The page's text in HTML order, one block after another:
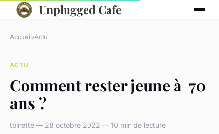
Unplugged Cafe
Accueil›Actu
ACTU
Comment rester jeune à 70
ans ?
toinette — 28 octobre 2022 — 10 min de lecture